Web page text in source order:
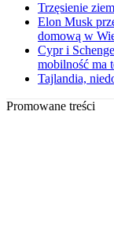
Trzęsienie
Elon Musk
domową w
Cypr i
mobilność ma
Tajlandia,
Promowane treści